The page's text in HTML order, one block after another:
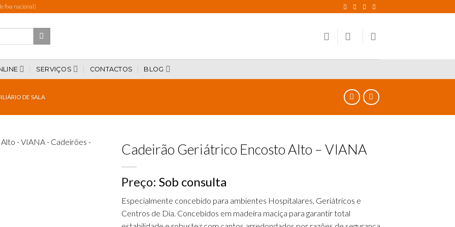
fixa nacional)
SERVIÇOS CONTACTOS BLOG
DE SALA
Cadeirão Geriátrico Encosto Alto – VIANA
Preço: Sob consulta
Especialmente concebido para ambientes Hospitalares, Geriátricos e
Centros de Dia. Concebidos em madeira maciça para garantir total